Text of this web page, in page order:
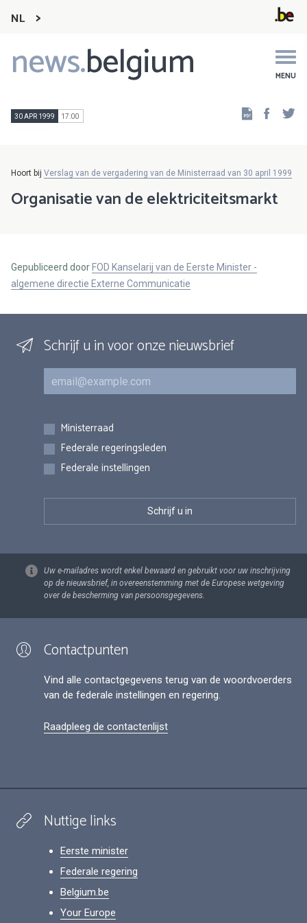
NL
news.belgium MENU
Main
navigation
30 APR 1999 17:00
Hoort bij Verslag van de vergadering van de Ministerraad van 30 april 1999
Organisatie van de elektriciteitsmarkt
Gepubliceerd door FOD Kanselarij van de Eerste Minister -
algemene directie Externe Communicatie
Schrijf u in voor onze nieuwsbrief
E-mail
Inschrijvingen
Ministerraad
Federale regeringsleden
Federale instellingen
Uw e-mailadres wordt enkel bewaard en gebruikt voor uw inschrijving
op de nieuwsbrief, in overeenstemming met de Europese wetgeving
over de bescherming van persoonsgegevens.
Contactpunten
Vind alle contactgegevens terug van de woordvoerders
van de federale instellingen en regering.
Raadpleeg de contactenlijst
Nuttige links
Eerste minister
Federale regering
Belgium.be
Your Europe